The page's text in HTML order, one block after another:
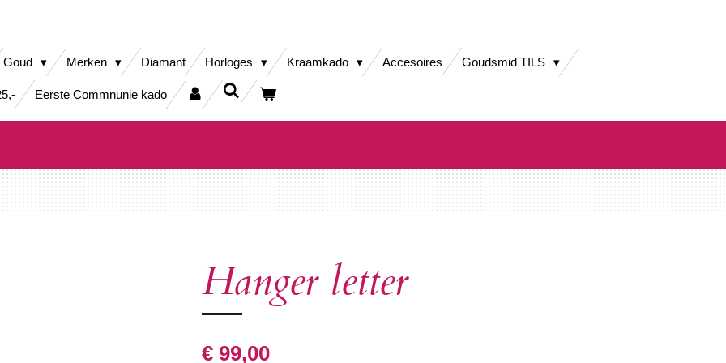
Goud Merken Diamant Horloges Kraamkado Accesoires Goudsmid TILS
Eerste Commnunie kado
Hanger letter
€ 99,00